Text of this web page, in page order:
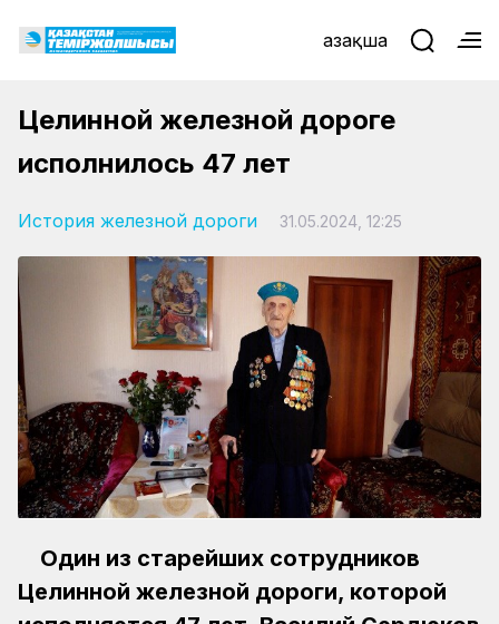
Қазақша
Целинной железной дороге
исполнилось 47 лет
История железной дороги 31.05.2024, 12:25
Один из старейших сотрудников
Целинной железной дороги, которой